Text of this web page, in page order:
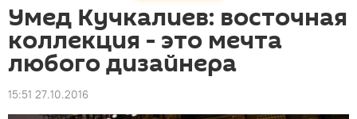
Умед Кучкалиев: восточная
коллекция - это мечта
любого дизайнера
15:51 27.10.2016